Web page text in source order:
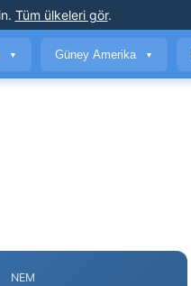
. Tüm ülkeleri gör.
▼ Güney Amerika ▼
NEM